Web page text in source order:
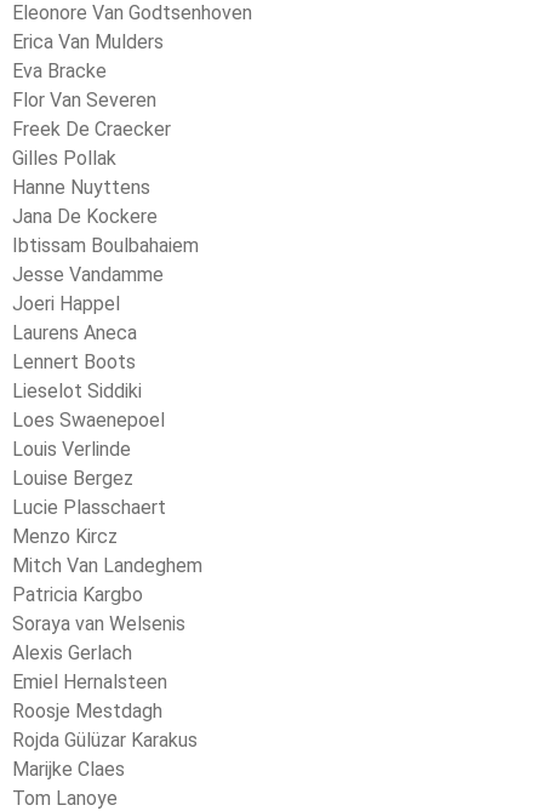
Eleonore Van Godtsenhoven
Erica Van Mulders
Eva Bracke
Flor Van Severen
Freek De Craecker
Gilles Pollak
Hanne Nuyttens
Jana De Kockere
Ibtissam Boulbahaiem
Jesse Vandamme
Joeri Happel
Laurens Aneca
Lennert Boots
Lieselot Siddiki
Loes Swaenepoel
Louis Verlinde
Louise Bergez
Lucie Plasschaert
Menzo Kircz
Mitch Van Landeghem
Patricia Kargbo
Soraya van Welsenis
Alexis Gerlach
Emiel Hernalsteen
Roosje Mestdagh
Rojda Gülüzar Karakus
Marijke Claes
Tom Lanoye